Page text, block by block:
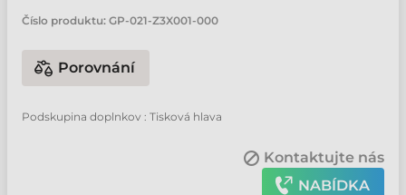
Číslo produktu: GP-021-Z3X001-000
Porovnání
Podskupina doplnkov : Tisková hlava
Kontaktujte nás
NABÍDKA